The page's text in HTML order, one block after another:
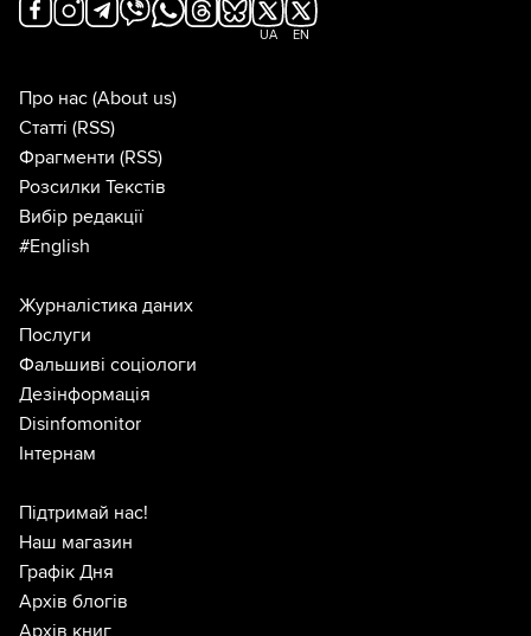
UA EN
Про нас (About us)
Статті (RSS)
Фрагменти (RSS)
Розсилки Текстів
Вибір редакції
#English
Журналістика даних
Послуги
Фальшиві соціологи
Дезінформація
Disinfomonitor
Інтернам
Підтримай нас!
Наш магазин
Графік Дня
Архів блогів